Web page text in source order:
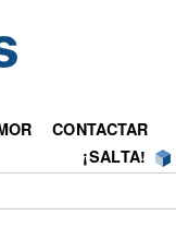
CONTACTAR
¡SALTA!